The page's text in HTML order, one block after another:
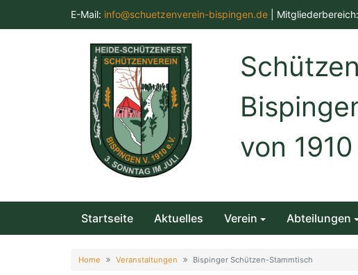
E-Mail: info@schuetzenverein-bispingen.de | Mitgliederbereich:
von
Startseite Aktuelles Verein Abteilungen
Home Veranstaltungen Bispinger Schützen-Stammtisch